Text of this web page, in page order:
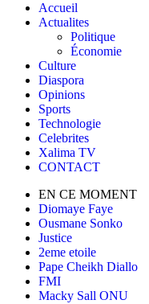
Accueil
Actualites
Politique
Économie
Culture
Diaspora
Opinions
Sports
Technologie
Celebrites
Xalima TV
CONTACT
EN CE MOMENT
Diomaye Faye
Ousmane Sonko
Justice
2eme etoile
Pape Cheikh Diallo
FMI
Macky Sall ONU